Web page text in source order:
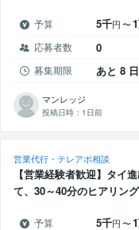
予算 5千円〜
応募者数 0
募集期限 あと 8 日
マンレッジ
投稿日時： 1日前
営業代行・テレアポ相談
【営業経験者歓迎】タイ
て、30～40分のヒアリン
予算 5千円〜